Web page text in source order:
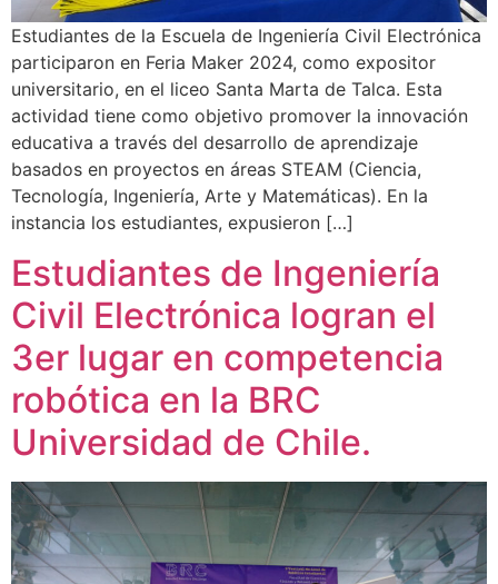
Estudiantes de la Escuela de Ingeniería Civil Electrónica
participaron en Feria Maker 2024, como expositor
universitario, en el liceo Santa Marta de Talca. Esta
actividad tiene como objetivo promover la innovación
educativa a través del desarrollo de aprendizaje
basados en proyectos en áreas STEAM (Ciencia,
Tecnología, Ingeniería, Arte y Matemáticas). En la
instancia los estudiantes, expusieron […]
Estudiantes de Ingeniería
Civil Electrónica logran el
3er lugar en competencia
robótica en la BRC
Universidad de Chile.